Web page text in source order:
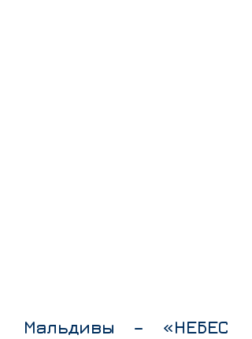
Мальдивы – «НЕБЕС